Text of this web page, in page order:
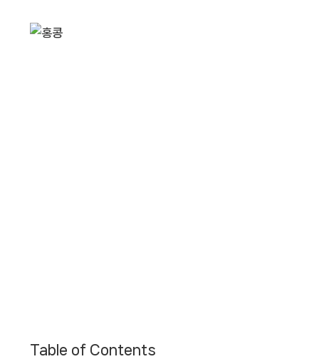
Table of Contents